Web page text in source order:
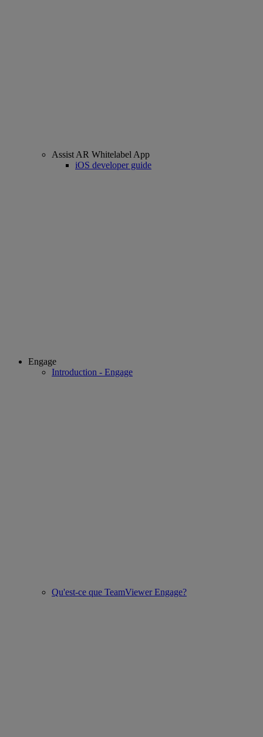
Assist AR Whitelabel App
iOS developer guide
Engage
Introduction - Engage
Qu'est-ce que TeamViewer Engage?